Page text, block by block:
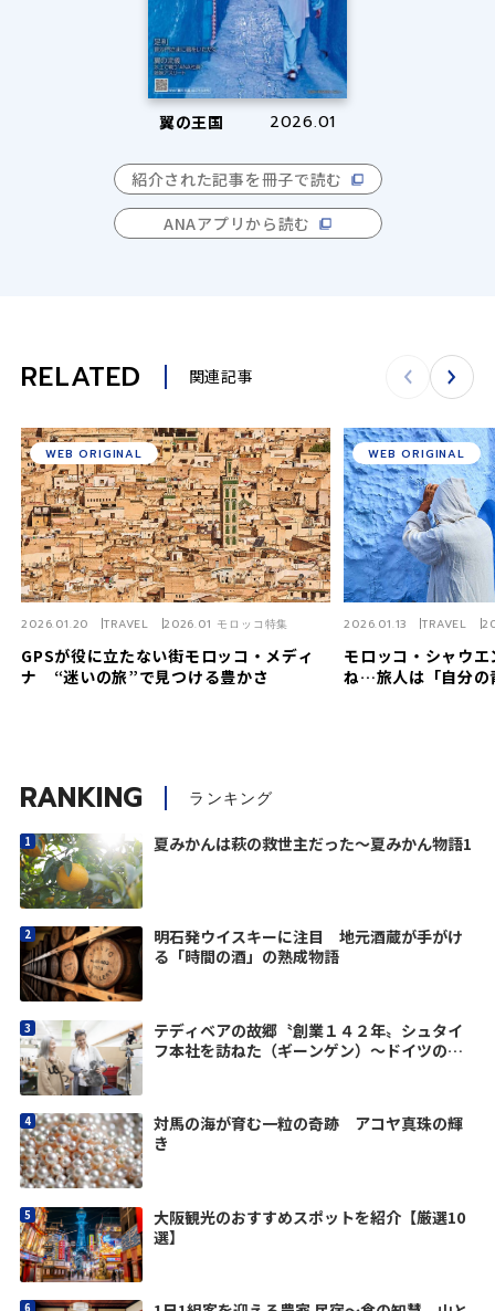
翼の王国 2026.01
紹介された記事を冊子で読む
ANAアプリから読む
RELATED 関連記事
GPSが役に立たない街モロッコ・メディ
ナ “迷いの旅”で見つける豊かさ
2026.01.20 TRAVEL 2026.01 モロッコ特集
WEB ORIGINAL
モロッコ・シャウ
ね…旅人は「自分の
2026.01.13 TRAVEL
WEB ORIGINAL
RANKING ランキング
夏みかんは萩の救世主だった〜夏みかん物語1
明石発ウイスキーに注目 地元酒蔵が手がけ
る「時間の酒」の熟成物語
テディベアの故郷〝創業１４２年〟シュタイ
フ本社を訪ねた（ギーンゲン）〜ドイツの優
対馬の海が育む一粒の奇跡 アコヤ真珠の輝
き
大阪観光のおすすめスポットを紹介【厳選10
選】